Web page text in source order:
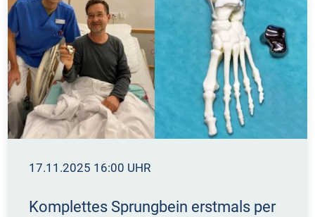
17.11.2025 16:00 UHR
Komplettes Sprungbein erstmals per